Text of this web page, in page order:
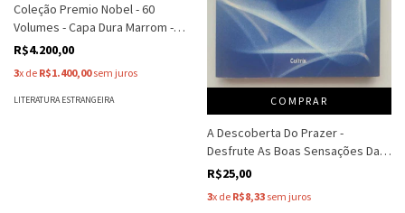
Coleção Premio Nobel - 60
Volumes - Capa Dura Marrom -
Editora Delta
R$4.200,00
3x de R$1.400,00sem juros
LITERATURA ESTRANGEIRA COMPRAR
A Descoberta Do Prazer -
Desfrute As Boas Sensações Da
Vida E Seja Mais Feliz - Stella
R$25,00
3x de R$8,33 sem juros